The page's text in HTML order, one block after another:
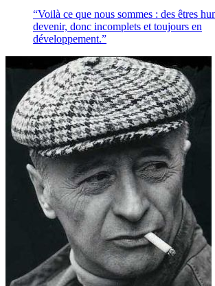
“Voilà ce que nous sommes : des êtres
devenir, donc incomplets et toujours en
développement.”